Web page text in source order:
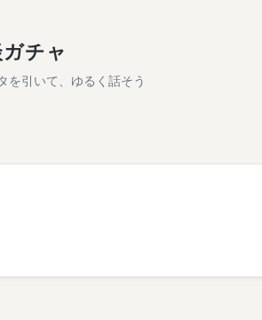
チャ
を引いて、ゆるく話そう